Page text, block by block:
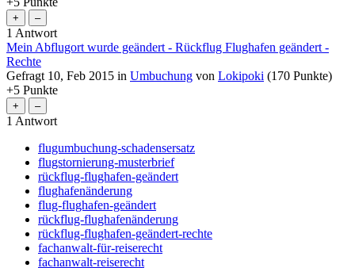
1 Antwort
Mein Abflugort wurde geändert - Rückflug Flughafen geändert -
Rechte
Gefragt 10, Feb 2015 in Umbuchung von Lokipoki (170 Punkte)
+5 Punkte
1 Antwort
flugumbuchung-schadensersatz
flugstornierung-musterbrief
rückflug-flughafen-geändert
flughafenänderung
flug-flughafen-geändert
rückflug-flughafenänderung
rückflug-flughafen-geändert-rechte
fachanwalt-für-reiserecht
fachanwalt-reiserecht